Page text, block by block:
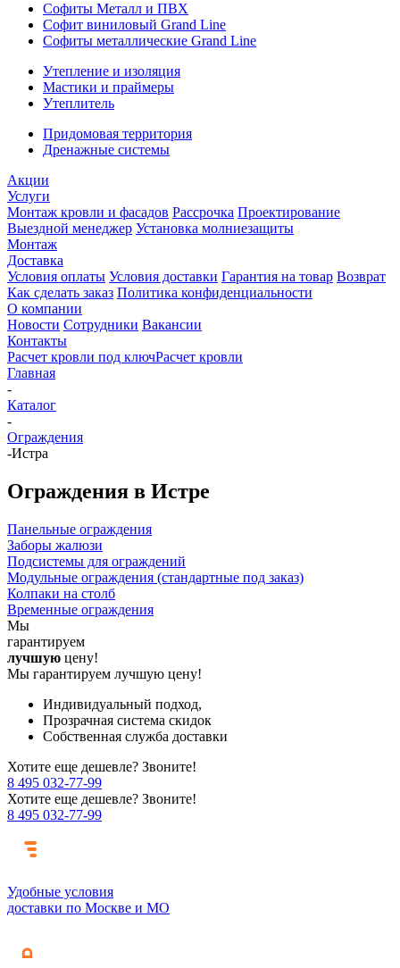
Софиты Металл и ПВХ
Софит виниловый Grand Line
Софиты металлические Grand Line
Утепление и изоляция
Мастики и праймеры
Утеплитель
Придомовая территория
Дренажные системы
Акции
Услуги
Монтаж кровли и фасадов Рассрочка Проектирование
Выездной менеджер Установка молниезащиты
Монтаж
Доставка
Условия оплаты Условия доставки Гарантия на товар Возврат
Как сделать заказ Политика конфиденциальности
О компании
Новости Сотрудники Вакансии
Контакты
Расчет кровли под ключРасчет кровли
Главная
-
Каталог
-
Ограждения
-Истра
Ограждения в Истре
Панельные ограждения
Заборы жалюзи
Подсистемы для ограждений
Модульные ограждения (стандартные под заказ)
Колпаки на столб
Временные ограждения
Мы
гарантируем
лучшую цену!
Мы гарантируем лучшую цену!
Индивидуальный подход,
Прозрачная система скидок
Собственная служба доставки
Хотите еще дешевле? Звоните!
8 495 032-77-99
Хотите еще дешевле? Звоните!
8 495 032-77-99
Удобные условия
доставки по Москве и МО